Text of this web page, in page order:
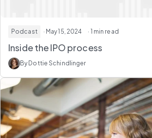
Podcast · May 15, 2024 · 1 min read
Inside the IPO process
By Dottie Schindlinger